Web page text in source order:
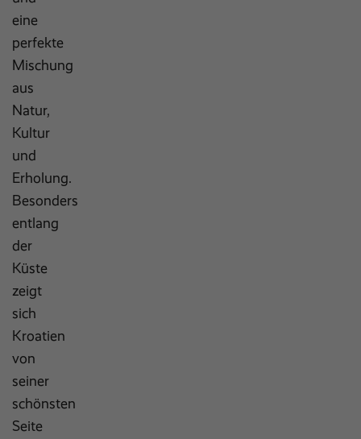
eine
perfekte
Mischung
aus
Natur,
Kultur
und
Erholung.
Besonders
entlang
der
Küste
zeigt
sich
Kroatien
von
seiner
schönsten
Seite